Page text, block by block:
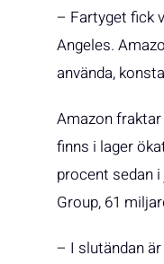
– Fartyget fick
Angeles.
använda,
Amazon
finns i lager
procent sedan
Group, 61
– I slutändan